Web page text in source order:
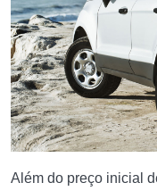
Além do preço inicial